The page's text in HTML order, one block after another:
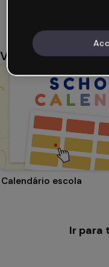
Você também
Calendário escola
Ir para